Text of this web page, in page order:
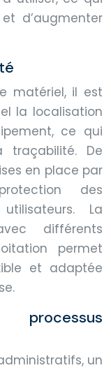
d’augmenter
matériel, il est
la localisation
ce qui
traçabilité. De
en place par
des
La
différents
permet
et adaptée
un